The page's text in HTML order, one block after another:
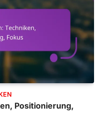
Positionierung,